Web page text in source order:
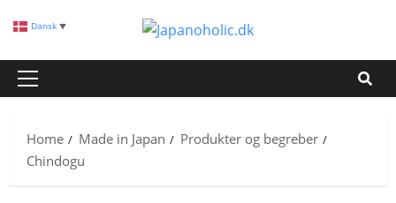
content
Primary
Home
Made in Japan
Produkter og begreber
Chindogu
Dansk ▼